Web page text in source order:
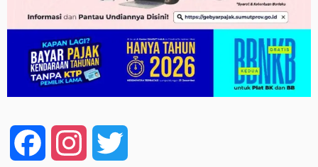
Facebook Instagram